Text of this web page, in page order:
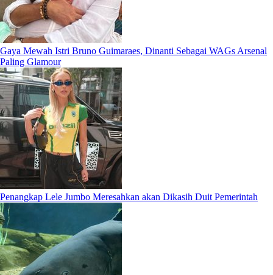
Gaya Mewah Istri Bruno Guimaraes, Dinanti Sebagai WAGs Arsenal
Paling Glamour
Penangkap Lele Jumbo Meresahkan akan Dikasih Duit Pemerintah